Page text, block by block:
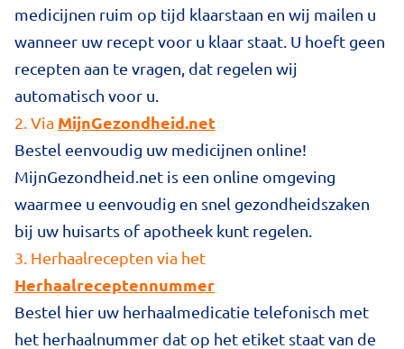
medicijnen ruim op tijd klaarstaan en wij mailen u
wanneer uw recept voor u klaar staat. U hoeft geen
recepten aan te vragen, dat regelen wij
automatisch voor u.
2. Via MijnGezondheid.net
Bestel eenvoudig uw medicijnen online!
MijnGezondheid.net is een online omgeving
waarmee u eenvoudig en snel gezondheidszaken
bij uw huisarts of apotheek kunt regelen.
3. Herhaalrecepten via het
Herhaalreceptennummer
Bestel hier uw herhaalmedicatie telefonisch met
het herhaalnummer dat op het etiket staat van de